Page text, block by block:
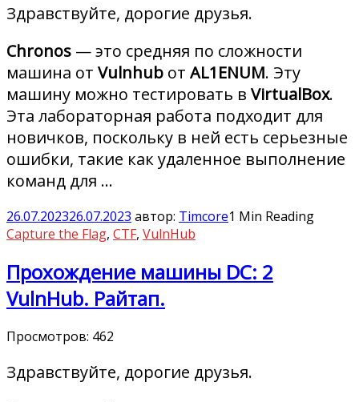
Здравствуйте, дорогие друзья.
Chronos — это средняя по сложности
машина от Vulnhub от AL1ENUM. Эту
машину можно тестировать в VirtualBox.
Эта лабораторная работа подходит для
новичков, поскольку в ней есть серьезные
ошибки, такие как удаленное выполнение
команд для …
26.07.202326.07.2023 автор: Timcore1 Min Reading
Capture the Flag, CTF, VulnHub
Прохождение машины DC: 2
VulnHub. Райтап.
Просмотров: 462
Здравствуйте, дорогие друзья.